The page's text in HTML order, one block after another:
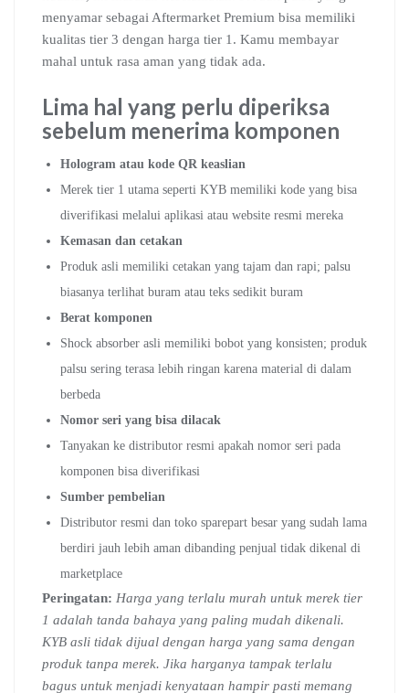
menyamar sebagai Aftermarket Premium bisa memiliki
kualitas tier 3 dengan harga tier 1. Kamu membayar
mahal untuk rasa aman yang tidak ada.
Lima hal yang perlu diperiksa
sebelum menerima komponen
Hologram atau kode QR keaslian
Merek tier 1 utama seperti KYB memiliki kode yang bisa
diverifikasi melalui aplikasi atau website resmi mereka
Kemasan dan cetakan
Produk asli memiliki cetakan yang tajam dan rapi; palsu
biasanya terlihat buram atau teks sedikit buram
Berat komponen
Shock absorber asli memiliki bobot yang konsisten; produk
palsu sering terasa lebih ringan karena material di dalam
berbeda
Nomor seri yang bisa dilacak
Tanyakan ke distributor resmi apakah nomor seri pada
komponen bisa diverifikasi
Sumber pembelian
Distributor resmi dan toko sparepart besar yang sudah lama
berdiri jauh lebih aman dibanding penjual tidak dikenal di
marketplace
Peringatan: Harga yang terlalu murah untuk merek tier
1 adalah tanda bahaya yang paling mudah dikenali.
KYB asli tidak dijual dengan harga yang sama dengan
produk tanpa merek. Jika harganya tampak terlalu
bagus untuk menjadi kenyataan hampir pasti memang